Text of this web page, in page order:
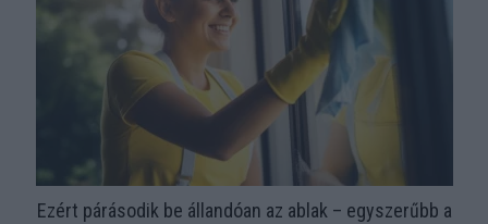
Ezért párásodik be állandóan az ablak – egyszerűbb a